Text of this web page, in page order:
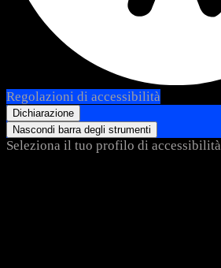
Regolazioni di accessibilità
Dichiarazione
Nascondi barra degli strumenti
Seleziona il tuo profilo di accessibilità